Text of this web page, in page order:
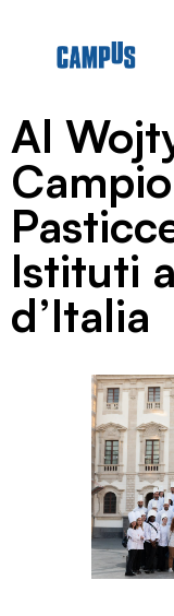
Al
Istituti
d’Italia